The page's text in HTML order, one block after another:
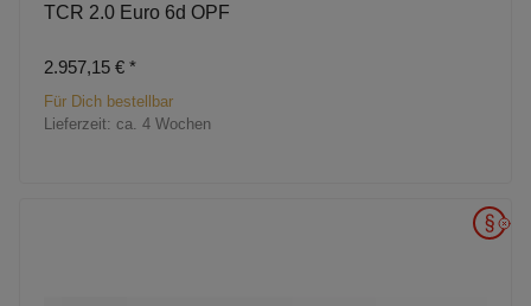
TCR 2.0 Euro 6d OPF
2.957,15 € *
Für Dich bestellbar
Lieferzeit: ca. 4 Wochen